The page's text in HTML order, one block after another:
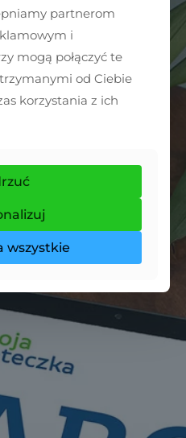
partnerom
i
mogą połączyć te
od Ciebie
korzystania z ich
wszystkie